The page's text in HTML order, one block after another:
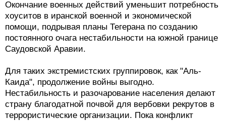
Окончание военных действий уменьшит потребность
хоуситов в иранской военной и экономической
помощи, подрывая планы Тегерана по созданию
постоянного очага нестабильности на южной границе
Саудовской Аравии.
Для таких экстремистских группировок, как "Аль-
Каида", продолжение войны выгодно.
Нестабильность и разочарование населения делают
страну благодатной почвой для вербовки рекрутов в
террористические организации. Пока конфликт